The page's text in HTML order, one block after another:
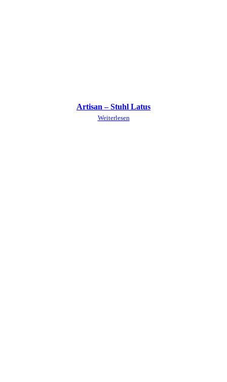
Artisan – Stuhl Latus
Weiterlesen